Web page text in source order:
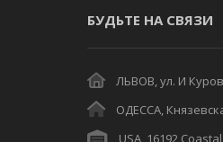
БУДЬТЕ НА СВЯЗИ
ЛЬВОВ, ул. И
ОДЕССА,
USA, 16192